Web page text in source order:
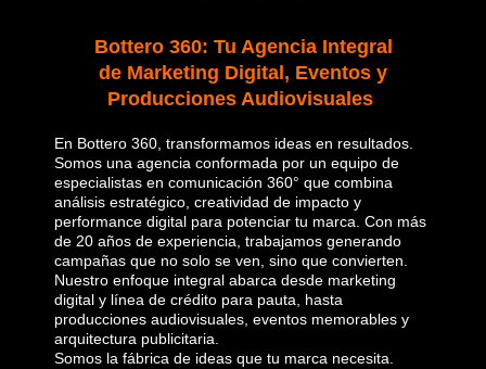
Bottero 360: Tu Agencia Integral
de Marketing Digital, Eventos y
Producciones Audiovisuales
En Bottero 360, transformamos ideas en resultados.
Somos una agencia conformada por un equipo de
especialistas en comunicación 360° que combina
análisis estratégico, creatividad de impacto y
performance digital para potenciar tu marca. Con más
de 20 años de experiencia, trabajamos generando
campañas que no solo se ven, sino que convierten.
Nuestro enfoque integral abarca desde marketing
digital y línea de crédito para pauta, hasta
producciones audiovisuales, eventos memorables y
arquitectura publicitaria.
Somos la fábrica de ideas que tu marca necesita.